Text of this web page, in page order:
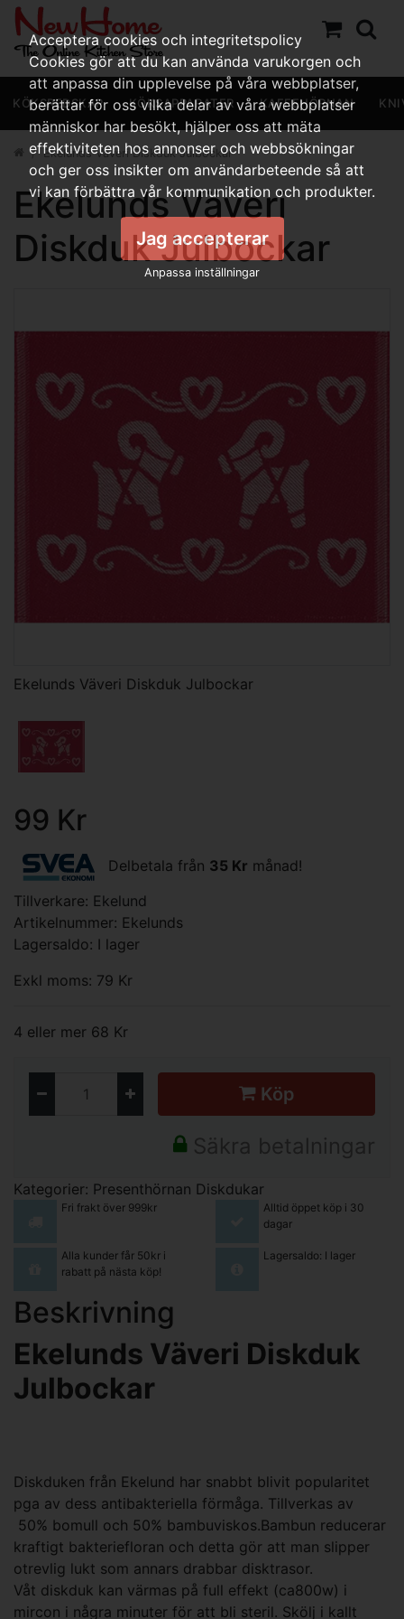
KÖKSREDSKAP KÖKSAPPARATER KAFFEHÖRNAN
Ekelunds Väveri Diskduk Julbockar
Ekelunds Väveri
Diskduk Julbockar
Ekelunds Väveri Diskduk Julbockar
99 Kr
Delbetala från 35 Kr månad!
Tillverkare: Ekelund
Artikelnummer: Ekelunds
Lagersaldo: I lager
Exkl moms: 79 Kr
4 eller mer 68 Kr
Köp
Säkra betalningar
Kategorier: Presenthörnan Diskdukar
Fri frakt över 999kr
Alltid öppet köp i 30
dagar
Alla kunder får 50kr i
rabatt på nästa köp!
Lagersaldo: I lager
Beskrivning
Ekelunds Väveri Diskduk
Julbockar
Diskduken från Ekelund har snabbt blivit popularitet
pga av dess antibakteriella förmåga. Tillverkas av
50% bomull och 50% bambuviskos.Bambun reducerar
kraftigt bakteriefloran och detta gör att man slipper
otrevlig lukt som annars drabbar disktrasor.
Våt diskduk kan värmas på full effekt (ca800w) i
mircon i några minuter för att bli steril. Skölj i kallt
Acceptera cookies och integritetspolicy
Cookies gör att du kan använda varukorgen och
att anpassa din upplevelse på våra webbplatser,
berättar för oss vilka delar av våra webbplatser
människor har besökt, hjälper oss att mäta
effektiviteten hos annonser och webbsökningar
och ger oss insikter om användarbeteende så att
vi kan förbättra vår kommunikation och produkter.
Jag accepterar
Anpassa inställningar